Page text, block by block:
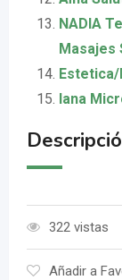
NADIA
Masajes
Iana
322 vistas
Añadir a